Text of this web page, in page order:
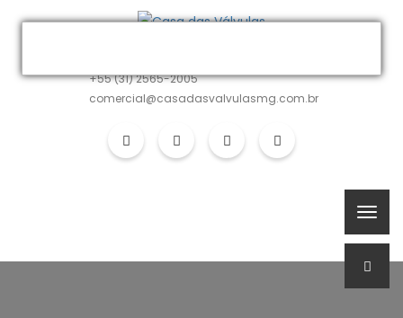
+55 (31) 2565-2005
comercial@casadasvalvulasmg.com.br